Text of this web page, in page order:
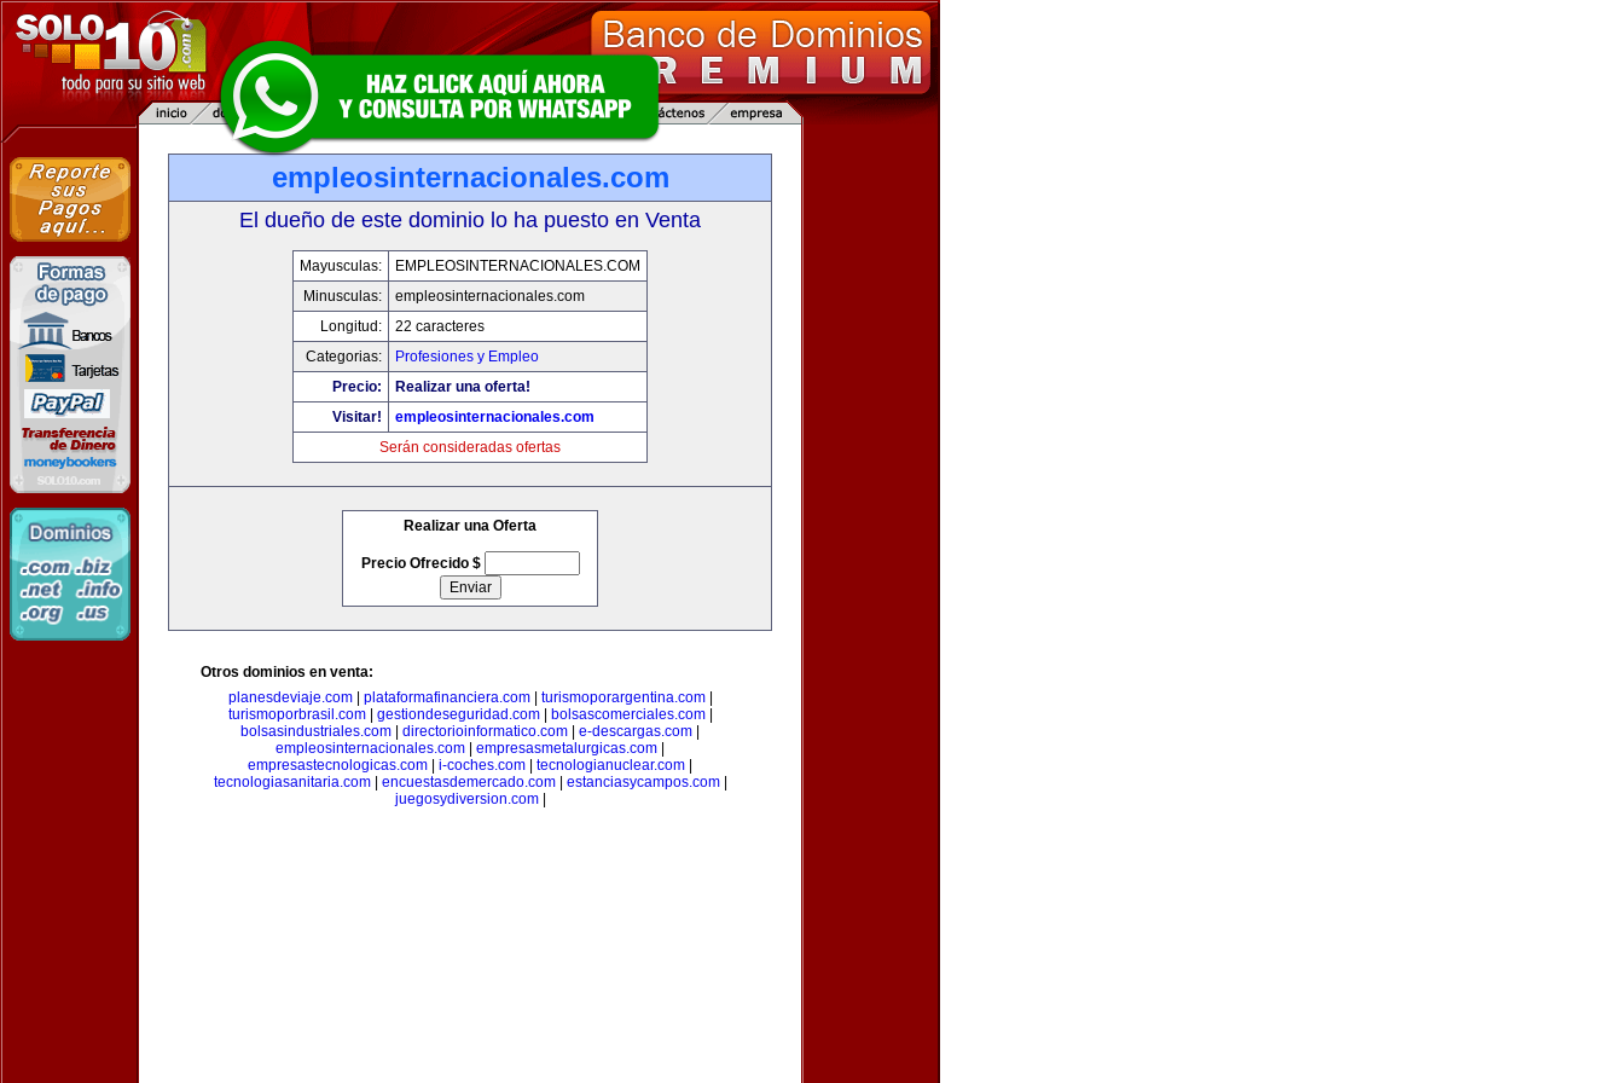
empleosinternacionales.com
El dueño de este dominio lo ha puesto en Venta
Mayusculas:
EMPLEOSINTERNACIONALES.COM
Minusculas:
empleosinternacionales.com
Longitud:
22 caracteres
Categorias:
Profesiones y Empleo
Precio:
Realizar una oferta!
Visitar!
empleosinternacionales.com
Serán consideradas ofertas
Realizar una Oferta
Precio Ofrecido $
Otros dominios en venta:
planesdeviaje.com| plataformafinanciera.com| turismoporargentina.com|
turismoporbrasil.com| gestiondeseguridad.com| bolsascomerciales.com|
bolsasindustriales.com
directorioinformatico.com e-descargas.com
empleosinternacionales.com
empresasmetalurgicas.com
empresastecnologicas.com
i-coches.com tecnologianuclear.com
tecnologiasanitaria.com| encuestasdemercado.com| estanciasycampos.com|
juegosydiversion.com|